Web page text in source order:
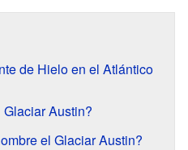
de Hielo en el Atlántico
Austin?
el Glaciar Austin?